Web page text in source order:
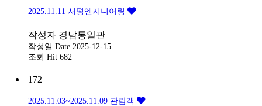
2025.11.11 서평엔지니어링
작성자 경남통일관
작성일 Date 2025-12-15
조회 Hit 682
172
2025.11.03~2025.11.09 관람객